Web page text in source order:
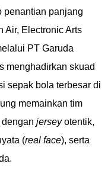
penantian panjang
Air, Electronic Arts
PT Garuda
menghadirkan skuad
sepak bola terbesar di
memainkan tim
jerseyotentik,
(real face), serta